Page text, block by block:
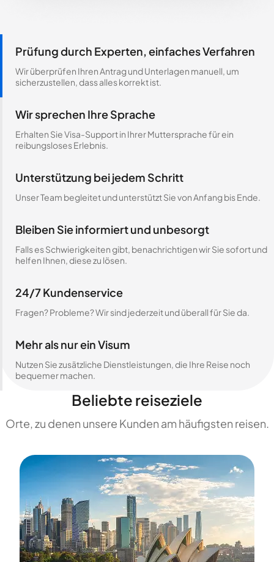
Prüfung durch Experten, einfaches Verfahren
Wir überprüfen Ihren Antrag und Unterlagen manuell, um
sicherzustellen, dass alles korrekt ist.
Wir sprechen Ihre Sprache
Erhalten Sie Visa-Support in Ihrer Muttersprache für ein
reibungsloses Erlebnis.
Unterstützung bei jedem Schritt
Unser Team begleitet und unterstützt Sie von Anfang bis Ende.
Bleiben Sie informiert und unbesorgt
Falls es Schwierigkeiten gibt, benachrichtigen wir Sie sofort und
helfen Ihnen, diese zu lösen.
24/7 Kundenservice
Fragen? Probleme? Wir sind jederzeit und überall für Sie da.
Mehr als nur ein Visum
Nutzen Sie zusätzliche Dienstleistungen, die Ihre Reise noch
bequemer machen.
Beliebte reiseziele
Orte, zu denen unsere Kunden am häufigsten reisen.